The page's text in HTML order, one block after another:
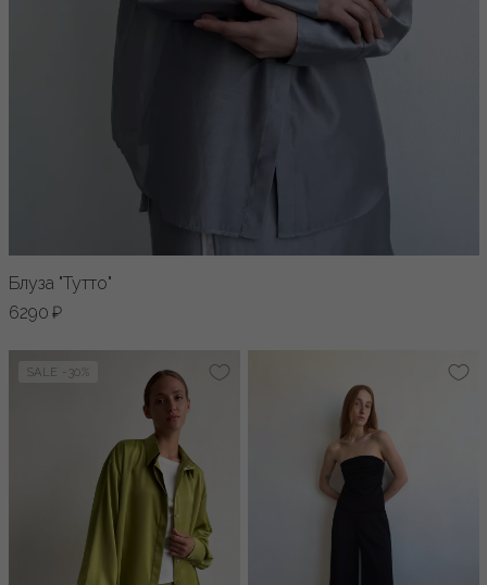
Блуза "Тутто"
6290 ₽
SALE -30%